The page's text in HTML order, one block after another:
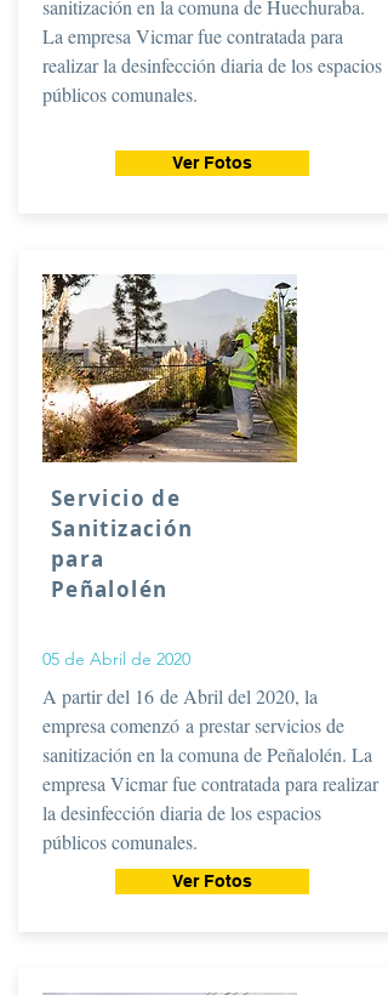
sanitización en la comuna de Huechuraba.
La empresa Vicmar fue contratada para
realizar la desinfección diaria de los espacios
públicos comunales.
Ver Fotos
Servicio de
Sanitización
para
Peñalolén
05 de Abril de 2020
A partir del 16 de Abril del 2020, la
empresa comenzó a prestar servicios de
sanitización en la comuna de Peñalolén. La
empresa Vicmar fue contratada para realizar
la desinfección diaria de los espacios
públicos comunales.
Ver Fotos